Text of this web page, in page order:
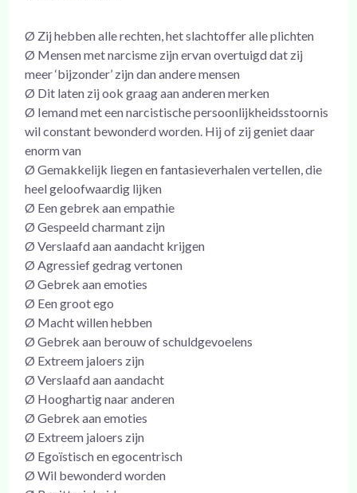
Ø Zij hebben alle rechten, het slachtoffer alle plichten
Ø Mensen met narcisme zijn ervan overtuigd dat zij
meer ‘bijzonder’ zijn dan andere mensen
Ø Dit laten zij ook graag aan anderen merken
Ø Iemand met een narcistische persoonlijkheidsstoornis
wil constant bewonderd worden. Hij of zij geniet daar
enorm van
Ø Gemakkelijk liegen en fantasieverhalen vertellen, die
heel geloofwaardig lijken
Ø Een gebrek aan empathie
Ø Gespeeld charmant zijn
Ø Verslaafd aan aandacht krijgen
Ø Agressief gedrag vertonen
Ø Gebrek aan emoties
Ø Een groot ego
Ø Macht willen hebben
Ø Gebrek aan berouw of schuldgevoelens
Ø Extreem jaloers zijn
Ø Verslaafd aan aandacht
Ø Hooghartig naar anderen
Ø Gebrek aan emoties
Ø Extreem jaloers zijn
Ø Egoïstisch en egocentrisch
Ø Wil bewonderd worden